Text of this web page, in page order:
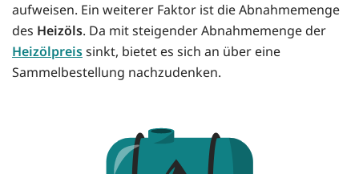
aufweisen. Ein weiterer Faktor ist die Abnahmemenge
des Heizöls. Da mit steigender Abnahmemenge der
Heizölpreissinkt, bietet es sich an über eine
Sammelbestellung nachzudenken.